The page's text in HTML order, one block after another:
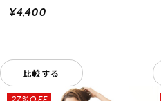
¥4,400
比較する